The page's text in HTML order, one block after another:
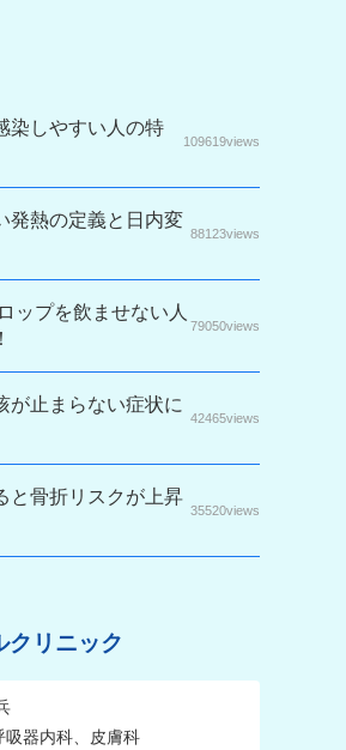
染しやすい人の特
109619views
発熱の定義と日内変
88123views
ップを飲ませない人
79050views
が止まらない症状に
42465views
と骨折リスクが上昇
35520views
クリニック
吸器内科、皮膚科